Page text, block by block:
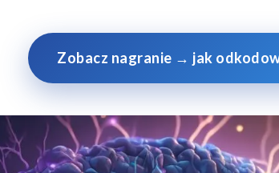
Zobacz nagranie → jak